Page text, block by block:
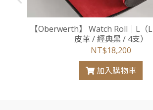
【Oberwerth】 Watch Roll｜L（
皮革 / 經典黑 / 4支）
NT$18,200
加入購物車